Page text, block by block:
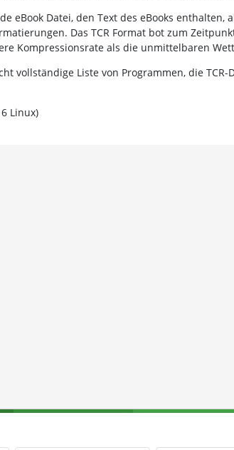
eBook Datei, den Text des eBooks enthalten,
Das TCR Format bot zum
Kompressionsrate als die unmittelbaren
vollständige Liste von Programmen, die TCR-
Linux)